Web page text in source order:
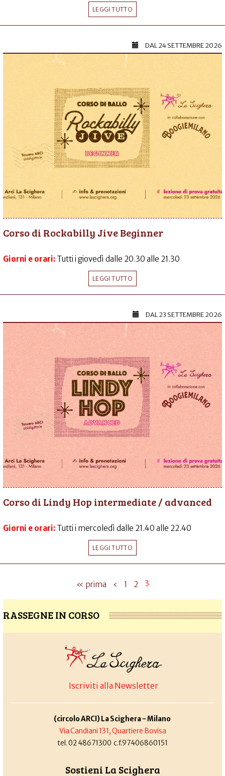
LEGGI TUTTO
DAL24 SETTEMBRE 2026
Corso di Rockabilly Jive Beginner
Giorni e orari: Tutti i giovedì dalle 20.30 alle 21.30
LEGGI TUTTO
DAL23 SETTEMBRE 2026
Corso di Lindy Hop intermediate / advanced
Giorni e orari: Tutti i mercoledì dalle 21.40 alle 22.40
LEGGI TUTTO
« prima ‹ 1 2 3
RASSEGNE IN CORSO
Iscriviti alla Newsletter
(circolo ARCI) La Scighera - Milano
Via Candiani 131, Quartiere Bovisa
tel. 02 48671300 c.f.97406860151
Sostieni La Scighera